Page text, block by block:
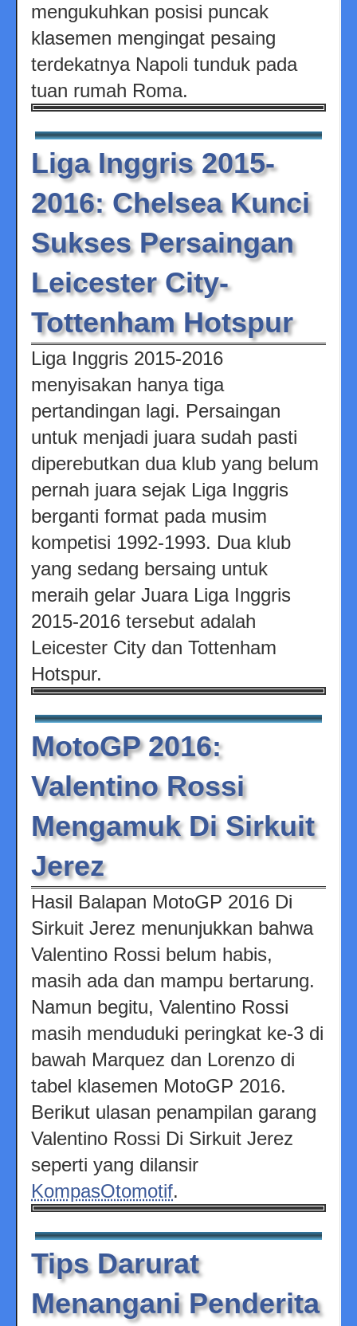
mengukuhkan posisi puncak
klasemen mengingat pesaing
terdekatnya Napoli tunduk pada
tuan rumah Roma.
Liga Inggris 2015-
2016: Chelsea Kunci
Sukses Persaingan
Leicester City-
Tottenham Hotspur
Liga Inggris 2015-2016
menyisakan hanya tiga
pertandingan lagi. Persaingan
untuk menjadi juara sudah pasti
diperebutkan dua klub yang belum
pernah juara sejak Liga Inggris
berganti format pada musim
kompetisi 1992-1993. Dua klub
yang sedang bersaing untuk
meraih gelar Juara Liga Inggris
2015-2016 tersebut adalah
Leicester City dan Tottenham
Hotspur.
MotoGP 2016:
Valentino Rossi
Mengamuk Di Sirkuit
Jerez
Hasil Balapan MotoGP 2016 Di
Sirkuit Jerez menunjukkan bahwa
Valentino Rossi belum habis,
masih ada dan mampu bertarung.
Namun begitu, Valentino Rossi
masih menduduki peringkat ke-3 di
bawah Marquez dan Lorenzo di
tabel klasemen MotoGP 2016.
Berikut ulasan penampilan garang
Valentino Rossi Di Sirkuit Jerez
seperti yang dilansir
KompasOtomotif.
Tips Darurat
Menangani Penderita